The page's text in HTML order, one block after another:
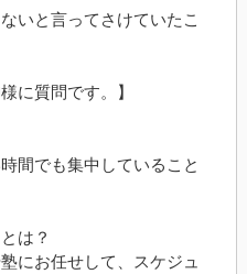
いと言ってさけていたこ
に質問です。】
間でも集中していること
は？
にお任せして、スケジュ